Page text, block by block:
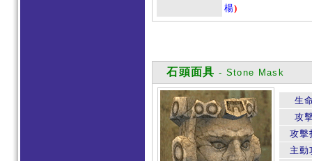
楊)
石頭面具 - Stone Mask
生
攻
攻擊
主動